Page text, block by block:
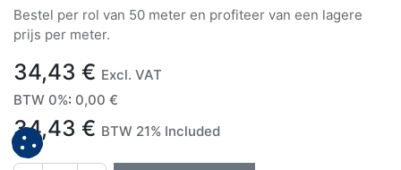
Bestel per rol van 50 meter en profiteer van een lagere
prijs per meter.
34,43 € Excl. VAT
BTW 0%: 0,00 €
34,43 € BTW 21% Included